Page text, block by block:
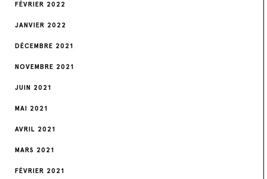
FÉVRIER 2022
JANVIER 2022
DÉCEMBRE 2021
NOVEMBRE 2021
JUIN 2021
MAI 2021
AVRIL 2021
MARS 2021
FÉVRIER 2021